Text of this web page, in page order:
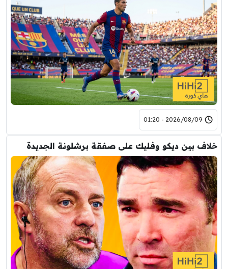
2026/08/09 - 01:20
خلاف بين ديكو وفليك على صفقة برشلونة الجديدة